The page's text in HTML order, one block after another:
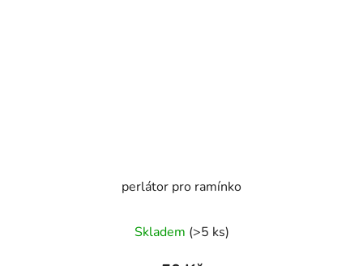
perlátor pro ramínko
Skladem (>5 ks)